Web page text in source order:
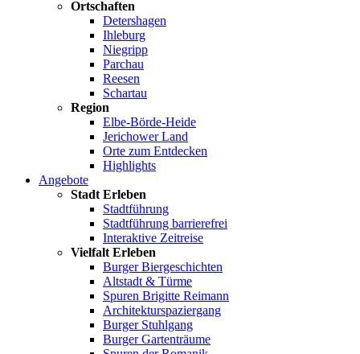
Ortschaften
Detershagen
Ihleburg
Niegripp
Parchau
Reesen
Schartau
Region
Elbe-Börde-Heide
Jerichower Land
Orte zum Entdecken
Highlights
Angebote
Stadt Erleben
Stadtführung
Stadtführung barrierefrei
Interaktive Zeitreise
Vielfalt Erleben
Burger Biergeschichten
Altstadt & Türme
Spuren Brigitte Reimann
Architekturspaziergang
Burger Stuhlgang
Burger Gartenträume